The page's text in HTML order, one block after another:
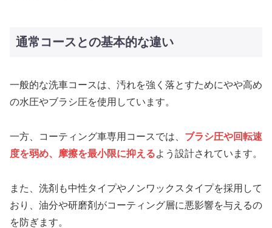
通常コースとの基本的な違い
一般的な洗車コースは、汚れを強く落とすためにやや高め
の水圧やブラシ圧を使用しています。
一方、コーティング車専用コースでは、 ブラシ圧や回転速
度を弱め、摩擦を最小限に抑えるよう設計されています。
また、洗剤も中性タイプやノンワックスタイプを採用して
おり、油分や研磨剤がコーティング層に悪影響を与えるの
を防ぎます。